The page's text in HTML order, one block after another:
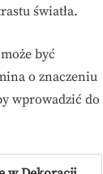
światła.
być
o znaczeniu
wprowadzić do